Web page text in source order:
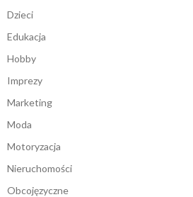
Dzieci
Edukacja
Hobby
Imprezy
Marketing
Moda
Motoryzacja
Nieruchomości
Obcojęzyczne